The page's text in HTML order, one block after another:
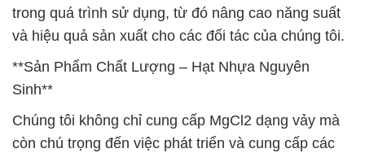
trong quá trình sử dụng, từ đó nâng cao năng suất
và hiệu quả sản xuất cho các đối tác của chúng tôi.
**Sản Phẩm Chất Lượng – Hạt Nhựa Nguyên
Sinh**
Chúng tôi không chỉ cung cấp MgCl2 dạng vảy mà
còn chú trọng đến việc phát triển và cung cấp các